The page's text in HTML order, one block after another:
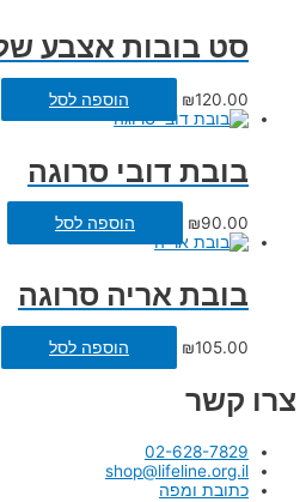
סט בובות אצבע
₪120.00 הוספה לסל
בובת דובי סרוגה
₪90.00 הוספה לסל
בובת אריה סרוגה
₪105.00 הוספה לסל
צרו קשר
02-628-7829
shop@lifeline.org.il
כתובת ומפה